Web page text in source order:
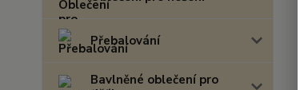
Přebalování
Bavlněné oblečení pro